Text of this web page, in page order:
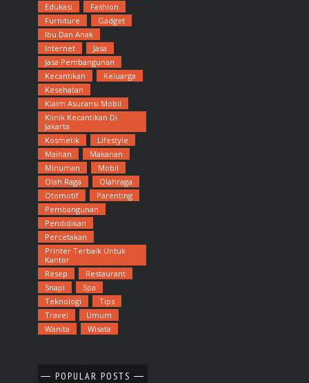
Edukasi
Fashion
Furniture
Gadget
Ibu Dan Anak
Internet
Jasa
Jasa Pembangunan
Kecantikan
Keluarga
Kesehatan
Klaim Asuransi Mobil
Klinik Kecantikan Di
Jakarta
Kosmetik
Lifestyle
Mainan
Makanan
Minuman
Mobil
Olah Raga
Olahraga
Otomotif
Parenting
Pembangunan
Pendidikan
Percetakan
Printer Terbaik Untuk
Kantor
Resep
Restaurant
Snapi
Spa
Teknologi
Tips
Travel
Umum
Wanita
Wisata
POPULAR POSTS